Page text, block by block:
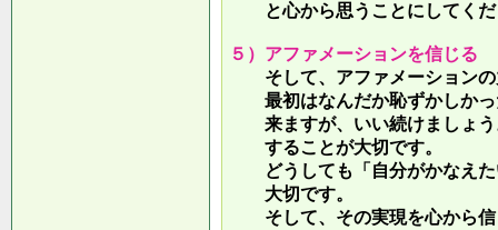
と心から思うことにしてくだ
５）アファメーションを信じる
そして、アファメーションの
最初はなんだか恥ずかしかっ
来ますが、いい続けましょう
することが大切です。
どうしても「自分がかなえた
大切です。
そして、その実現を心から信